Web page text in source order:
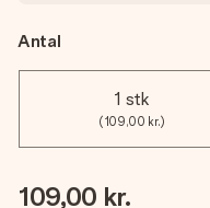
Antal
1 stk
(109,00 kr.)
109,00 kr.